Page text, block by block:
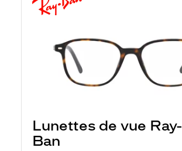
Lunettes de vue Ray-
Ban